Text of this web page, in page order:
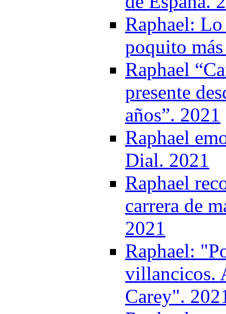
Raphael:
poquito
Raphael
presente
años”. 2021
Raphael
Dial. 2021
Raphael
carrera de
2021
Raphael:
villancicos.
Carey".